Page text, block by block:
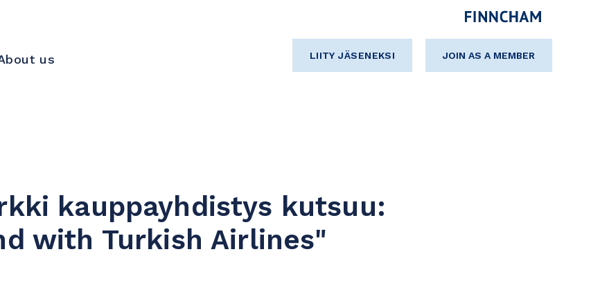
us LIITY JÄSENEKSI JOIN AS A MEMBER
kauppayhdistys kutsuu:
with Turkish Airlines"